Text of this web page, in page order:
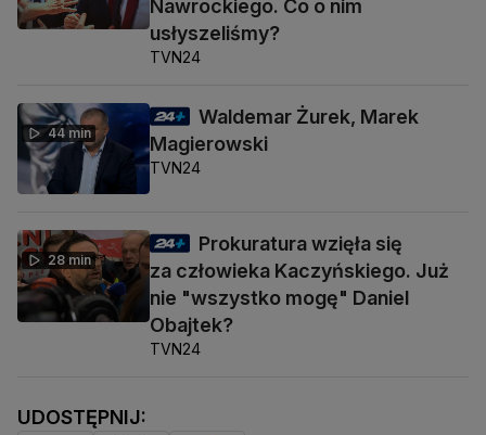
Nawrockiego. Co o nim
usłyszeliśmy?
TVN24
44 min
Waldemar Żurek, Marek
Magierowski
TVN24
28 min
Prokuratura wzięła się
za człowieka Kaczyńskiego. Już
nie "wszystko mogę" Daniel
Obajtek?
TVN24
UDOSTĘPNIJ: